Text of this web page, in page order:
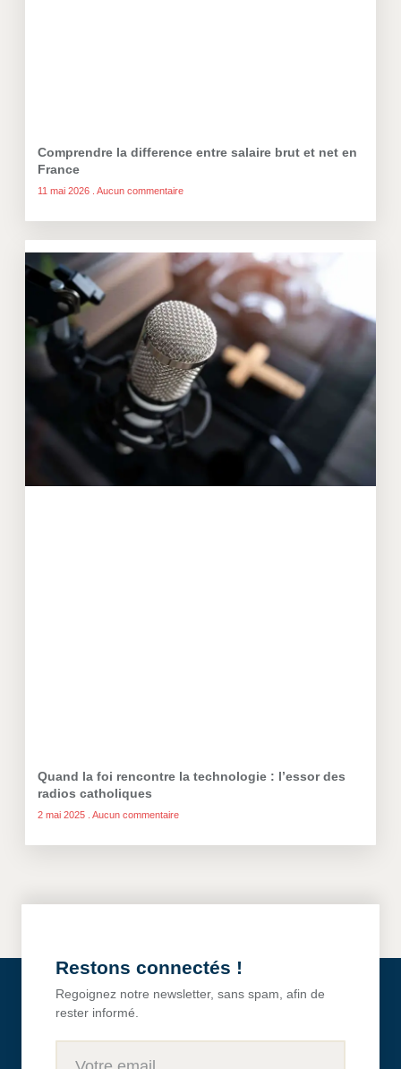
Comprendre la difference entre salaire brut et net en
France
11 mai 2026 Aucun commentaire
Quand la foi rencontre la technologie : l’essor des
radios catholiques
2 mai 2025 Aucun commentaire
Restons connectés !
Regoignez notre newsletter, sans spam, afin de
rester informé.